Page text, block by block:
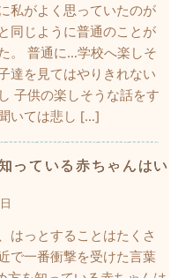
私がよく思っていたのが
同じように普通のことが
。 普通に…学校へ楽しそ
達を見てはやりきれない
子供の楽しそうな話をす
いては悲し […]
っている赤ちゃんはい
はっとすることはたくさ
で一番衝撃を受けた言葉